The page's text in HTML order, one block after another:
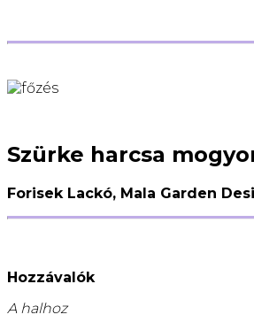
Szürke harcsa
Forisek Lackó, Mala Garden
Hozzávalók
A halhoz